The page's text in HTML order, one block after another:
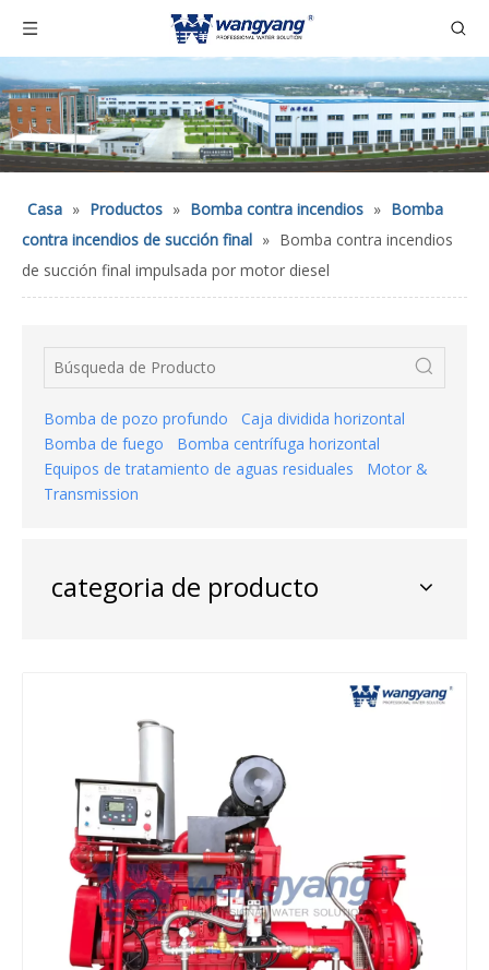
Casa » Productos » Bomba contra incendios » Bomba
contra incendios de succión final » Bomba contra incendios
de succión final impulsada por motor diesel
Bomba de pozo profundo
Caja dividida horizontal
Bomba de fuego
Bomba centrífuga horizontal
Equipos de tratamiento de aguas residuales
Motor &
Transmission
categoria de producto